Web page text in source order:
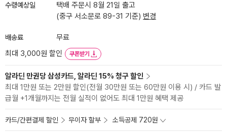
수령예상일
택배 주문시 8월 21일 출고
(중구 서소문로 89-31 기준) 변경
배송료
무료
최대 3,000원 할인
쿠폰받기
알라딘 만권당 삼성카드, 알라딘 15% 청구 할인
최대 1만원 또는 2만원 할인(전월 30만원 또는 60만원 이용 시) / 카드 발
급월 +1개월까지는 전월 실적이 없어도 최대 1만원 혜택 제공
카드/간편결제 할인 무이자 할부 소득공제 720원